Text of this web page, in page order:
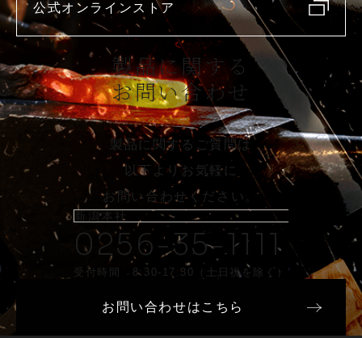
公式オンラインストア
製品に関する
お問い合わせ
製品に関するご質問は
以下よりお気軽に
お問い合わせください。
新潟本社
0256-35-1111
受付時間 8:30-17:30（土日祝を除く）
お問い合わせはこちら